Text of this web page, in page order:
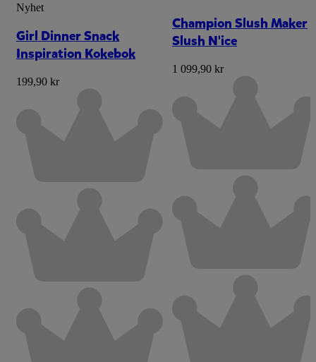
Nyhet
Girl Dinner Snack
Inspiration Kokebok
199,90 kr
Champion Slush Maker
Slush N'ice
1 099,90 kr